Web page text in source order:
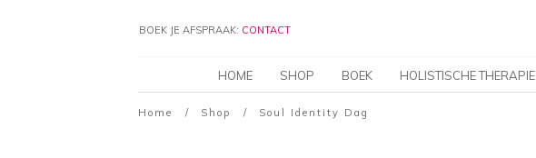
BOEK JE AFSPRAAK: CONTACT
HOME SHOP BOEK HOLISTISCHE THERAPIE
Home / Shop / Soul Identity Dag